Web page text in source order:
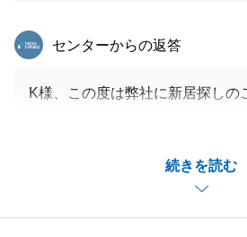
続きを読む
東急リバブル
センターからの返答
K様、この度は弊社に新居探しの
お引渡し後も不明点等ございま
付けください。